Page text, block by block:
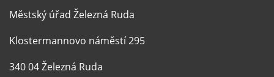
Městský úřad Železná Ruda
Klostermannovo náměstí 295
340 04 Železná Ruda